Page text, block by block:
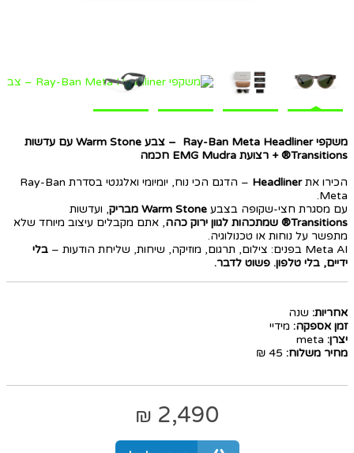
משקפי Ray-Ban Meta Headliner – צבע Warm Stone עם עדשות
Transitions® + רצועת EMG Mudra חכמה
הכירו אתHeadliner
– הדגם הכי נוח, יומיומי ואלגנטי בסדרת Ray-Ban
Meta.
עם מסגרת חצי-שקופה בצבע Warm Stone מבריק
, ועדשות
Transitions® שמתכהות לגוון ירוק כהה
, אתם מקבלים עיצוב מיוחד שלא
מתפשר על נוחות או טכנולוגיה.
Meta AI בפנים: צילום, תרגום, מוזיקה, שיחות, שליחת הודעות –
בלי
ידיים, בלי טלפון. פשוט לדבר.
אחריות: שנה
זמן אספקה: מידיי
יצרן: meta
מחיר משלוח: 45 ₪
2,490
₪